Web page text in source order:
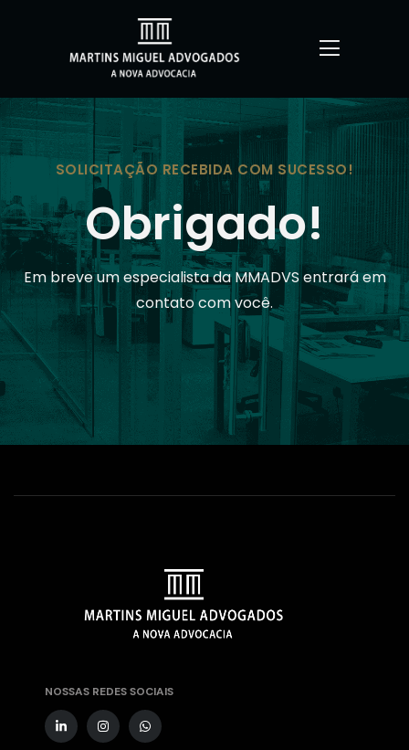
SOLICITAÇÃO RECEBIDA COM SUCESSO!
Obrigado!
Em breve um especialista da MMADVS entrará em
contato com você.
NOSSAS REDES SOCIAIS